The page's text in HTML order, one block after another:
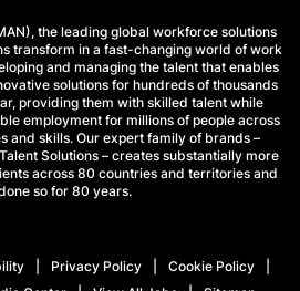
the leading global workforce solutions
transform in a fast-changing world of work
and managing the talent that enables
solutions for hundreds of thousands
providing them with skilled talent while
employment for millions of people across
and skills. Our expert family of brands –
Solutions – creates substantially more
across 80 countries and territories and
so for 80 years.
Privacy Policy Cookie Policy